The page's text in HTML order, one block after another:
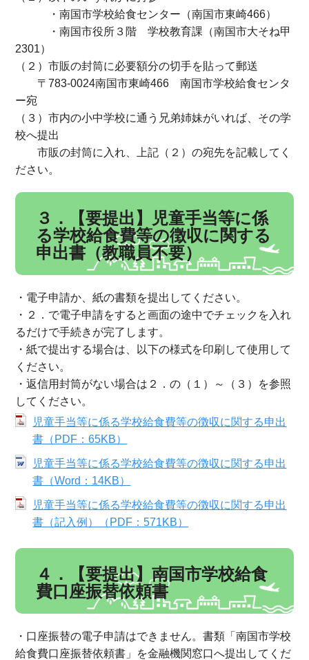
・南国市学校給食センター（南国市東崎466）
・南国市役所３階 学校教育課（南国市大そね甲
2301）
（２）市販の封筒に必要額分の切手を貼って郵送
〒783-0024南国市東崎466 南国市学校給食センタ
ー宛
（３）市内の小中学校に通う兄弟姉妹がいれば、その学
校へ提出
市販の封筒に入れ、上記（２）の宛先を記載してく
ださい。
３．【要提出】児童手当等に係
る学校給食費等の徴収に関する
申出書（教職員不要）
・電子申請か、紙の書類を提出してください。
・２．で電子申請をすると画面の途中でチェックを入れ
るだけで手続きが完了します。
・紙で提出する場合は、以下の様式を印刷して使用して
ください。
・返信用封筒がない場合は２．の（１）～（３）を参照
してください。
児童手当等に係る学校給食費等の徴収に関する申出
書（PDF：65KB）
児童手当等に係る学校給食費等の徴収に関する申出
書（Word：14KB）
児童手当等に係る学校給食費等の徴収に関する申出
書（記入例）（PDF：571KB）
４．【要提出】南国市学校給食
費口座振替依頼書
・口座振替の電子申請はできません。書類「南国市学校
給食費口座振替依頼書」を金融機関窓口へ提出してくだ